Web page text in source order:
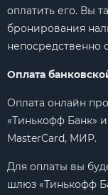
оплатить его. Вы
бронирования
непосредственно
Оплата
Оплата онлайн
«Тинькофф Банк» и
MasterCard, МИР.
Для оплаты вы
шлюз «Тинькофф